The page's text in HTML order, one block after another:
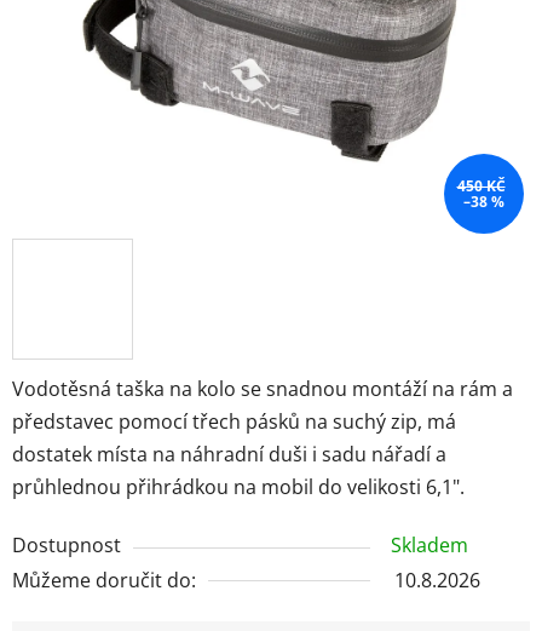
Vodotěsná taška na kolo se snadnou montáží na rám a
představec pomocí třech pásků na suchý zip, má
dostatek místa na náhradní duši i sadu nářadí a
průhlednou přihrádkou na mobil do velikosti 6,1".
Dostupnost
Skladem
Můžeme doručit do:
10.8.2026
450 KČ
–38 %